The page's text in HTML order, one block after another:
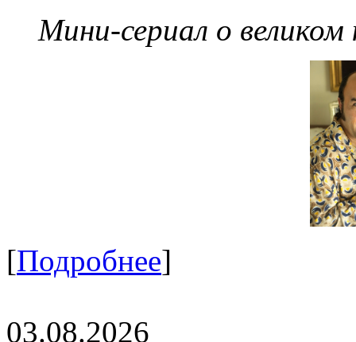
Мини-сериал о великом
[Подробнее]
03.08.2026